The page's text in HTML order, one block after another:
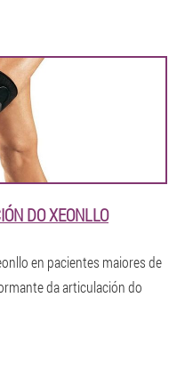
DO XEONLLO
en pacientes maiores de
da articulación do